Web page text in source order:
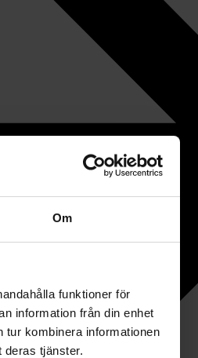
Om
funktioner för
information från din enhet
kombinera informationen
deras tjänster.